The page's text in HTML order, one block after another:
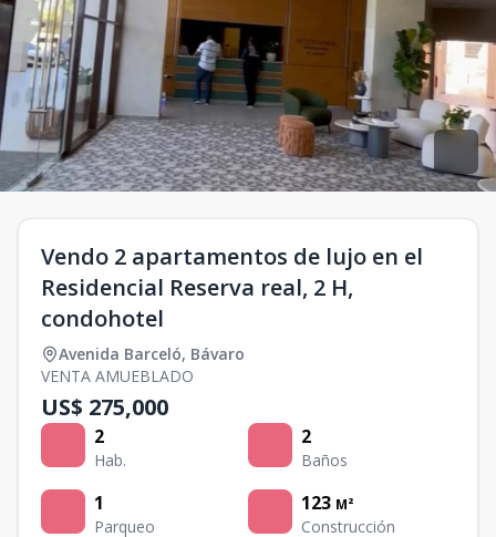
Vendo 2 apartamentos de lujo en el
Residencial Reserva real, 2 H,
condohotel
Avenida Barceló, Bávaro
VENTA AMUEBLADO
US$ 275,000
2
Hab.
2
Baños
1
Parqueo
123 M²
Construcción